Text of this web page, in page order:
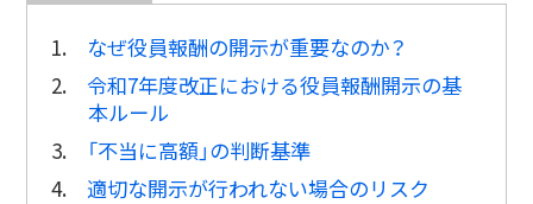
1. なぜ役員報酬の開示が重要なのか？
2.令和7年度改正における役員報酬開示の基
本ルール
3.
「不当に高額」の判断基準
4.適切な開示が行われない場合のリスク